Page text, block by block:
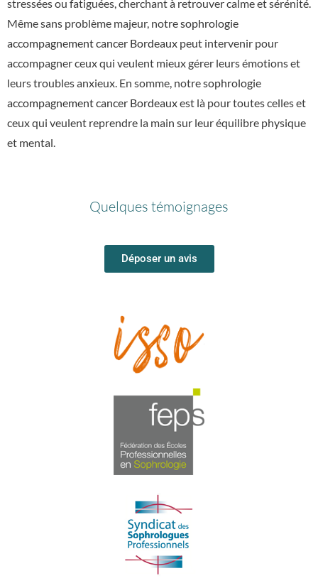
stressées ou fatiguées, cherchant à retrouver calme et sérénité.
Même sans problème majeur, notresophrologie
accompagnement cancer Bordeaux peut intervenir pour
accompagner ceux qui veulent mieux gérer leurs émotions et
leurs troubles anxieux. En somme, notresophrologie
accompagnement cancer Bordeauxest là pour toutes celles et
ceux qui veulent reprendre la main sur leur équilibre physique
et mental.
Quelques témoignages
Déposer un avis